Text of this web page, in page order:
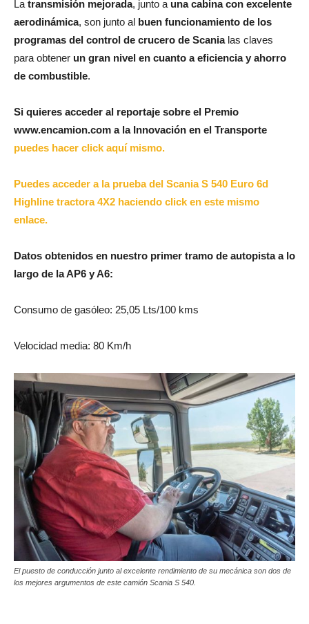
La transmisión mejorada, junto a una cabina con excelente
aerodinámica, son junto al buen funcionamiento de los
programas del control de crucero de Scanialas claves
para obtener un gran nivel en cuanto a eficiencia y ahorro
de combustible.
Si quieres acceder al reportaje sobre el Premio
www.encamion.com a la Innovación en el Transporte
puedes hacer click aquí mismo.
Puedes acceder a la prueba del Scania S 540 Euro 6d
Highline tractora 4X2 haciendo click en este mismo
enlace.
Datos obtenidos en nuestro primer tramo de autopista a lo
largo de la AP6 y A6:
Consumo de gasóleo: 25,05 Lts/100 kms
Velocidad media: 80 Km/h
El puesto de conducción junto al excelente rendimiento de su mecánica son dos de
los mejores argumentos de este camión Scania S 540.